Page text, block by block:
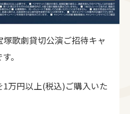
歌劇貸切公演ご招待キャ
。
万円以上(税込)ご購入いた